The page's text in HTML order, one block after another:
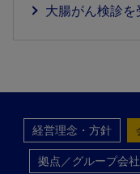
大腸がん検診を
経営理念・方針
拠点／グループ会